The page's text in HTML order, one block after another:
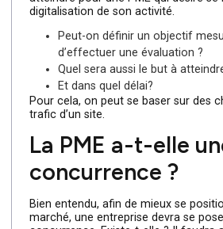
Quels sont les
La deuxième étape de la
digitale, consiste à se
atteindre pour une PME qui
digitalisation de son activité.
d’effectuer une évaluation
Quel sera aussi le but à
Et dans quel délai?
Pour cela, on peut se baser sur
trafic d’un site.